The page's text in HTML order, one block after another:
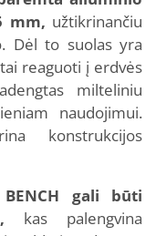
mm, užtikrinančiu
Dėl to suolas yra
reaguoti į erdvės
milteliniu
naudojimui.
konstrukcijos
gali būti
kas palengvina